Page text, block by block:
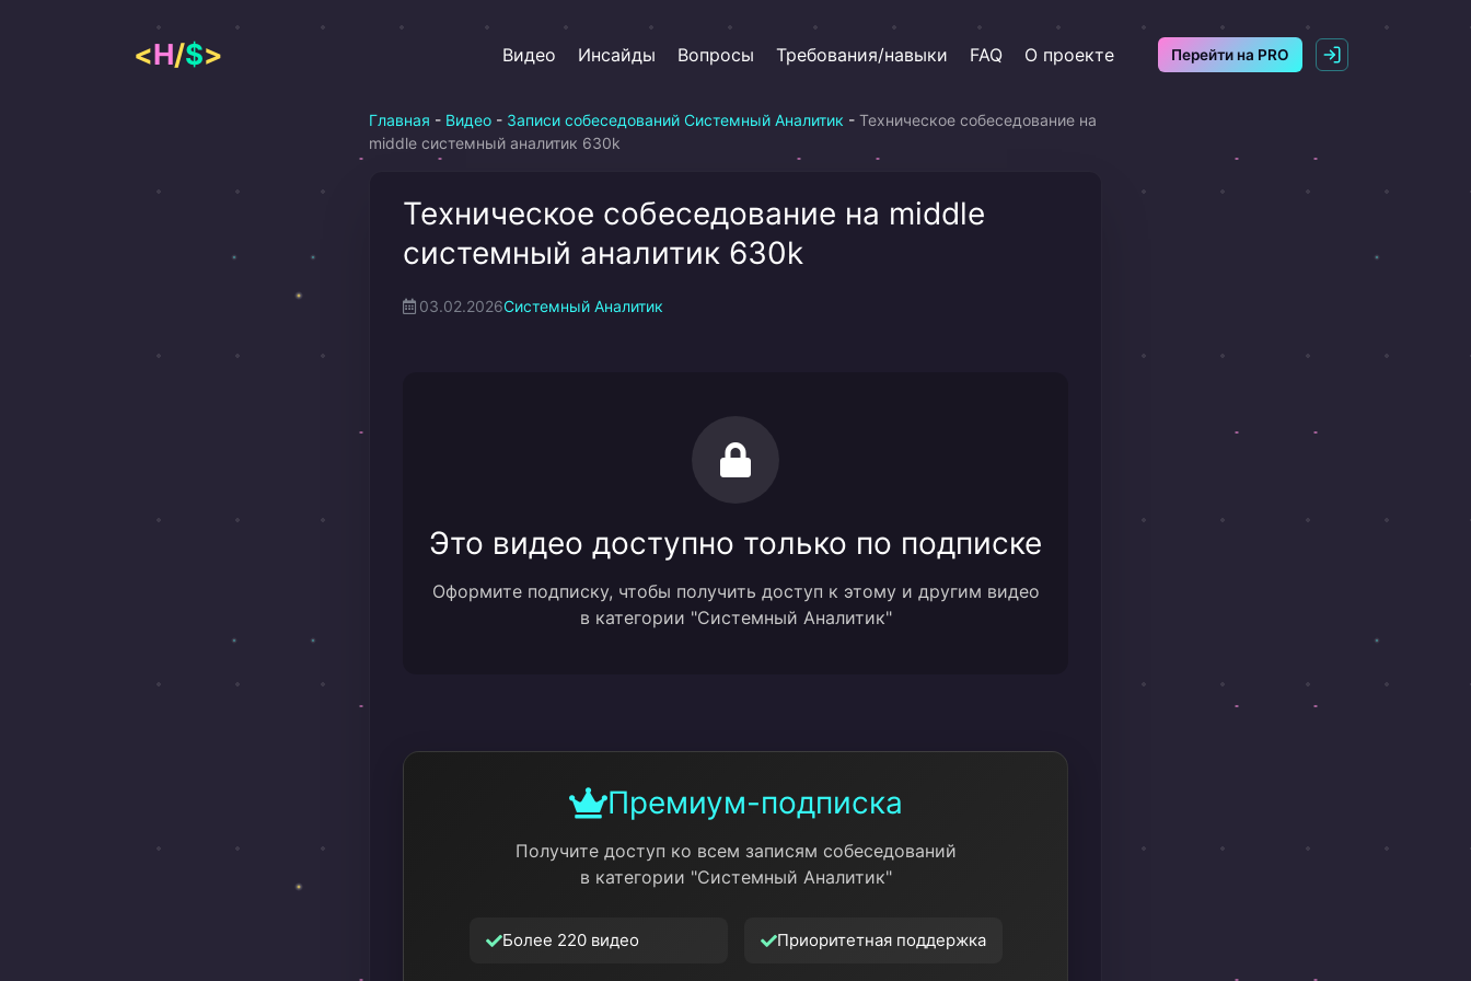
содержимому
<H/$> Видео Инсайды Вопросы Требования/навыки FAQ О проекте Перейти на PRO
Главная - Видео - Записи собеседований Системный Аналитик - Техническое собеседование на
middle системный аналитик 630k
Техническое собеседование на middle
системный аналитик 630k
03.02.2026Системный Аналитик
Это видео доступно только по подписке
Оформите подписку, чтобы получить доступ к этому и другим видео
в категории "Системный Аналитик"
Премиум-подписка
Получите доступ ко всем записям собеседований
в категории "Системный Аналитик"
Более 220 видео Приоритетная поддержка